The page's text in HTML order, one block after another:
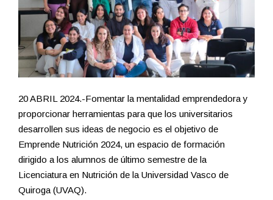
20 ABRIL 2024.-Fomentar la mentalidad emprendedora y
proporcionar herramientas para que los universitarios
desarrollen sus ideas de negocio es el objetivo de
Emprende Nutrición 2024, un espacio de formación
dirigido a los alumnos de último semestre de la
Licenciatura en Nutrición de la Universidad Vasco de
Quiroga (UVAQ).